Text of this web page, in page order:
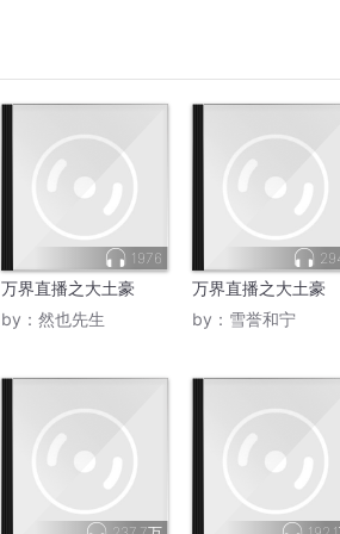
1976
万界直播之大土豪
by： 然也先生
万界直播之大土豪
by： 雪誉和宁